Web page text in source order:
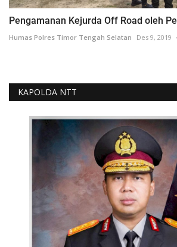
Pengamanan Kejurda Off Road oleh
Humas Polres Timor Tengah Selatan Des 9, 2019
KAPOLDA NTT